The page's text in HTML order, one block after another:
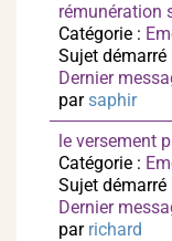
rémunération
Catégorie :
Sujet
Dernier
parsaphir
le versement
Catégorie :
Sujet
Dernier
par richard